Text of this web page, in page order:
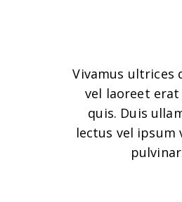
Vivamus ultrices
vel laoreet
quis. Duis
lectus vel ipsum